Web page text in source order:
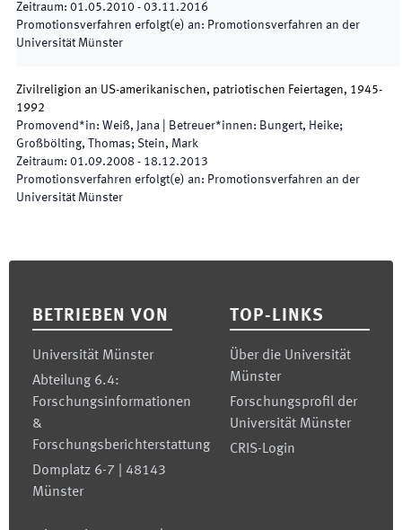
Zeitraum: 01.05.2010 - 03.11.2016
Promotionsverfahren erfolgt(e) an: Promotionsverfahren an der
Universität Münster
Zivilreligion an US-amerikanischen, patriotischen Feiertagen, 1945-
1992
Promovend*in: Weiß, Jana Betreuer*innen: Bungert, Heike;
Großbölting, Thomas; Stein, Mark
Zeitraum: 01.09.2008 - 18.12.2013
Promotionsverfahren erfolgt(e) an: Promotionsverfahren an der
Universität Münster
BETRIEBEN VON
Universität Münster
Abteilung 6.4:
Forschungsinformationen
&
Forschungsberichterstattung
Domplatz 6-7 | 48143
Münster
TOP-LINKS
Über die Universität
Münster
Forschungsprofil der
Universität Münster
CRIS-Login